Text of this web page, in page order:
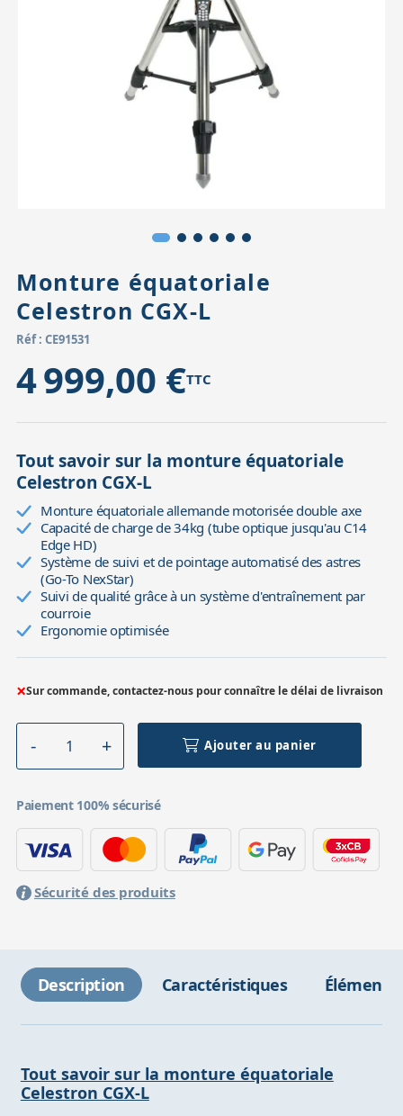
Accessoires pour montures
Monture équatoriale
Celestron CGX-L
Réf : CE91531
4 999,00 €TTC
Tout savoir sur la monture équatoriale
Celestron CGX-L
Monture équatoriale allemande motorisée double axe
Capacité de charge de 34kg (tube optique jusqu'au C14
Edge HD)
Système de suivi et de pointage automatisé des astres
(Go-To NexStar)
Suivi de qualité grâce à un système d'entraînement par
courroie
Ergonomie optimisée
×Sur commande, contactez-nous pour connaître le délai de livraison
Ajouter au panier
Paiement 100% sécurisé
Sécurité des produits
Description Caractéristiques Éléments
Tout savoir sur la monture équatoriale
Celestron CGX-L